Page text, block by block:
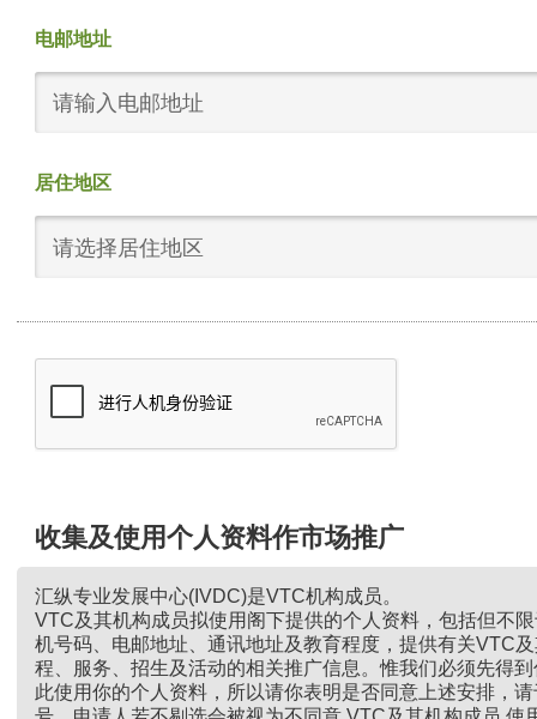
电邮地址
居住地区
请选择居住地区
收集及使用个人资料作市场推广
汇纵专业发展中心(IVDC)是VTC机构成员。
VTC及其机构成员拟使用阁下提供的个人资料，包括但不
机号码、电邮地址、通讯地址及教育程度，提供有关VTC
程、服务、招生及活动的相关推广信息。惟我们必须先得
此使用你的个人资料，所以请你表明是否同意上述安排，